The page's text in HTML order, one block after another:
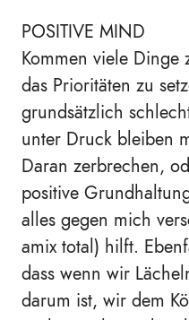
POSITIVE MIND
Kommen viele Dinge
das Prioritäten zu
grundsätzlich
unter Druck bleiben
Daran zerbrechen,
positive
alles gegen mich
amix total) hilft.
dass wenn wir
darum ist, wir dem